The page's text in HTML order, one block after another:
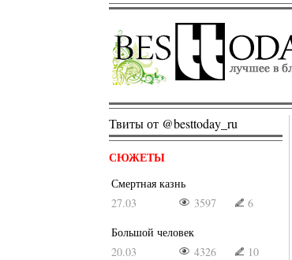
Твиты от @besttoday_ru
СЮЖЕТЫ
Смертная казнь
27.03
3597
6
Большой человек
20.03
4326
10